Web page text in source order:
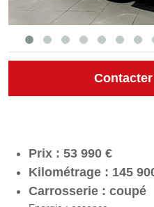
Prix : 53 990 €
Kilométrage : 145
Carrosserie : coupé